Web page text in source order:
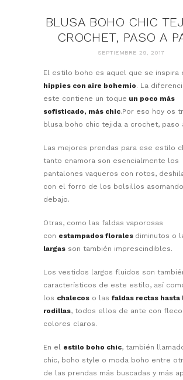
BLUSA BOHO CHIC
CROCHET, PASO A
SEPTIEMBRE 29, 2017
El estilo boho es aquel que se inspira
hippies con aire bohemio. La
este contiene un toque un poco más
sofisticado, más chic.Por eso hoy os
blusa boho chic tejida a crochet, paso
Las mejores prendas para ese estilo
tanto enamora son esencialmente los
pantalones vaqueros con rotos,
con el forro de los bolsillos
debajo.
Otras, como las faldas vaporosas
con estampados florales diminutos o
largas son también imprescindibles.
Los vestidos largos fluidos son
característicos de este estilo, así
los chalecos o las faldas rectas hasta
rodillas, todos ellos de ante con
colores claros.
En el estilo boho chic, también
chic, boho style o moda boho entre
de las prendas más buscadas y más